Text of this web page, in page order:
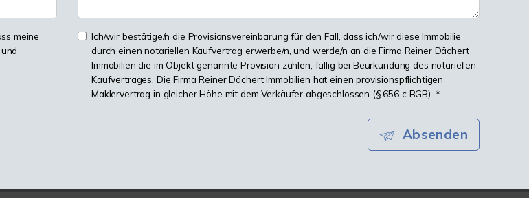
meine
Ich/wir bestätige/n die Provisionsvereinbarung für den Fall, dass ich/wir diese Immobilie
durch einen notariellen Kaufvertrag erwerbe/n, und werde/n an die Firma Reiner Dächert
Immobilien die im Objekt genannte Provision zahlen, fällig bei Beurkundung des notariellen
Kaufvertrages. Die Firma Reiner Dächert Immobilien hat einen provisionspflichtigen
Maklervertrag in gleicher Höhe mit dem Verkäufer abgeschlossen (§ 656 c BGB). *
Absenden